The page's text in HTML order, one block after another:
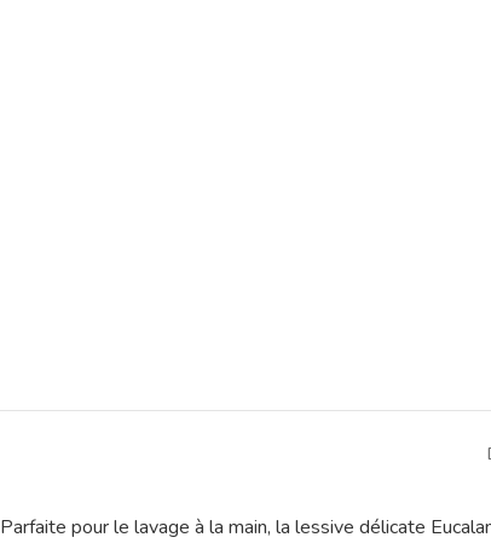
Parfaite pour le lavage à la main, la lessive délicate